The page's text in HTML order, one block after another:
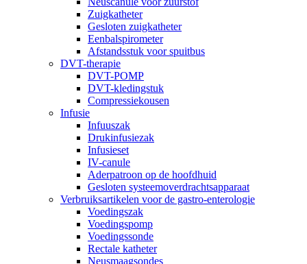
Zuigkatheter
Gesloten zuigkatheter
Eenbalspirometer
Afstandsstuk voor spuitbus
DVT-therapie
DVT-POMP
DVT-kledingstuk
Compressiekousen
Infusie
Infuuszak
Drukinfusiezak
Infusieset
IV-canule
Aderpatroon op de hoofdhuid
Gesloten systeemoverdrachtsapparaat
Verbruiksartikelen voor de gastro-enterologie
Voedingszak
Voedingspomp
Voedingssonde
Rectale katheter
Neusmaagsondes